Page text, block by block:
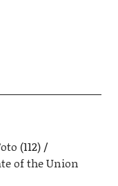
(112)
of the Union